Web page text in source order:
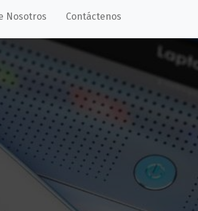
Nosotros Contáctenos